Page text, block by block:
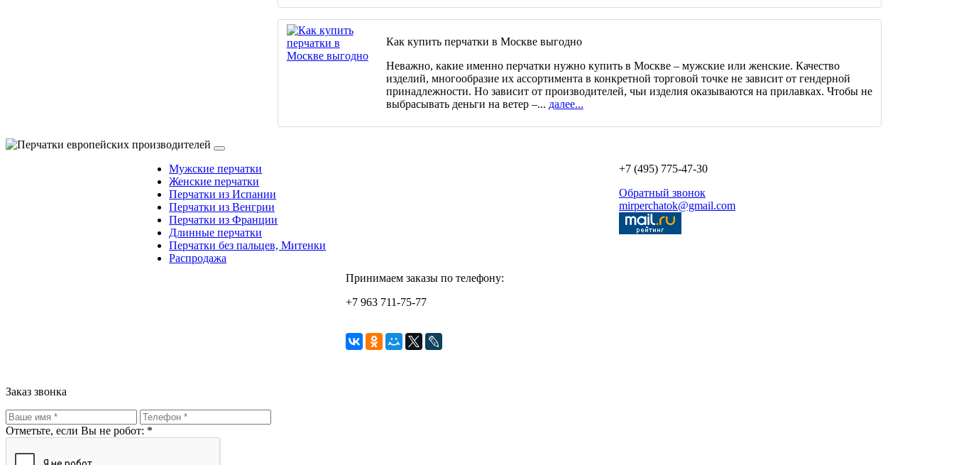
Как купить перчатки в Москве выгодно
Неважно, какие именно перчатки нужно купить в Москве – мужские или женские. Качество
изделий, многообразие их ассортимента в конкретной торговой точке не зависит от гендерной
принадлежности. Но зависит от производителей, чьи изделия оказываются на прилавках. Чтобы не
выбрасывать деньги на ветер –... далее...
Мужские перчатки
Женские перчатки
Перчатки из Испании
Перчатки из Венгрии
Перчатки из Франции
Длинные перчатки
Перчатки без пальцев, Митенки
Распродажа
Принимаем заказы по телефону:
+7 963 711-75-77
+7 (495) 775-47-30
Обратный звонок
mirperchatok@gmail.com
Заказ звонка
Отметьте, если Вы не робот: *